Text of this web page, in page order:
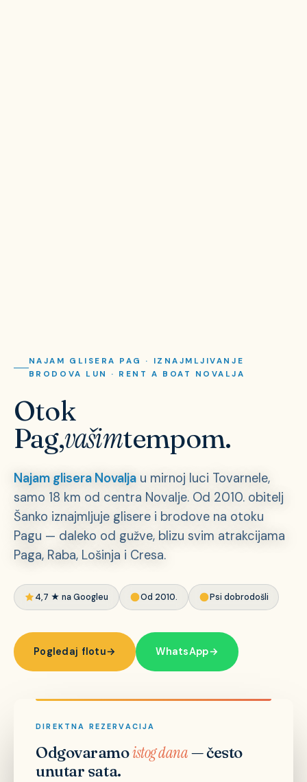
NAJAM GLISERA PAG · IZNAJMLJIVANJE
BRODOVA LUN · RENT A BOAT NOVALJA
Otok
Pag,vašimtempom.
Najam glisera Novalja u mirnoj luci Tovarnele,
samo 18 km od centra Novalje. Od 2010. obitelj
Šanko iznajmljuje glisere i brodove na otoku
Pagu — daleko od gužve, blizu svim atrakcijama
Paga, Raba, Lošinja i Cresa.
4,7 ★ na Googleu Od 2010. Psi dobrodošli
Pogledaj flotu→ WhatsApp→
DIREKTNA REZERVACIJA
Odgovaramoistog dana— često
unutar sata.